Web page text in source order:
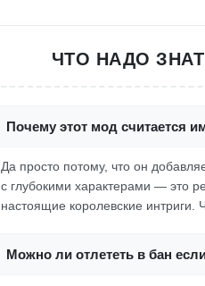
ЧТО НАДО ЗНАТЬ
Почему этот мод считается
Да просто потому, что он
с глубокими характерами — это
настоящие королевские интриги.
Можно ли отлететь в бан